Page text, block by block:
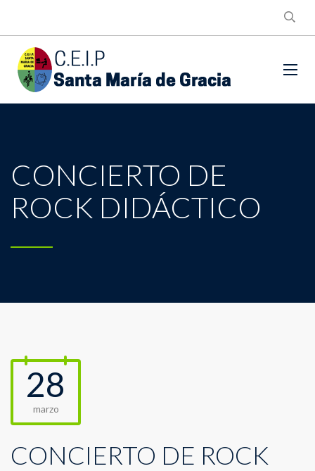
CONCIERTO DE
ROCK DIDÁCTICO
28
marzo
CONCIERTO DE ROCK